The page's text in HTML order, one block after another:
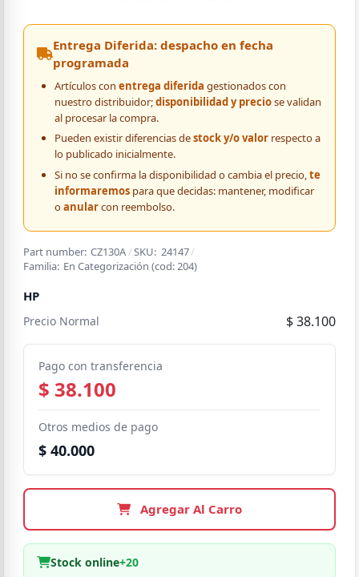
Entrega Diferida: despacho en fecha
programada
Artículos con entrega diferida gestionados con
nuestro distribuidor;disponibilidad y preciose validan
al procesar la compra.
Pueden existir diferencias destock y/o valorrespecto a
lo publicado inicialmente.
Si no se confirma la disponibilidad o cambia el precio,te
informaremospara que decidas: mantener, modificar
oanularcon reembolso.
Part number: CZ130A /SKU: 24147/
Familia: En Categorización (cod: 204)
HP
Precio Normal $ 38.100
Pago con transferencia
$ 38.100
Otros medios de pago
$ 40.000
Agregar Al Carro
Stock online+20